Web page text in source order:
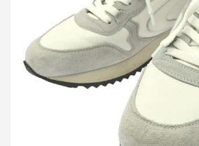
ヴァルスポルト MAGIC FOR MINIMAL
ーカー
買取金額12,000円
詳しく見る